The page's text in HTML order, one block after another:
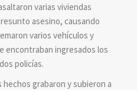
varias viviendas
asesino, causando
varios vehículos y
encontraban ingresados los
policías.
grabaron y subieron a